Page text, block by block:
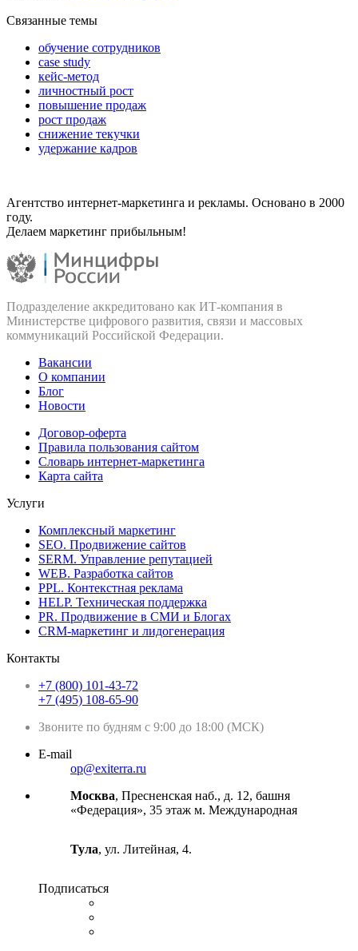
Связанные темы
обучение сотрудников
case study
кейс-метод
личностный рост
повышение продаж
рост продаж
снижение текучки
удержание кадров
Агентство интернет-маркетинга и рекламы. Основано в 2000
году.
Делаем маркетинг прибыльным!
Подразделение аккредитовано как ИТ‑компания в
Министерстве цифрового развития, связи и массовых
коммуникаций Российской Федерации.
Вакансии
О компании
Блог
Новости
Договор-оферта
Правила пользования сайтом
Словарь интернет-маркетинга
Карта сайта
Услуги
Комплексный маркетинг
SEO. Продвижение сайтов
SERM. Управление репутацией
WEB. Разработка сайтов
PPL. Контекстная реклама
HELP. Техническая поддержка
PR. Продвижение в СМИ и Блогах
CRM-маркетинг и лидогенерация
Контакты
+7 (800) 101-43-72
+7 (495) 108-65-90
Звоните по будням с 9:00 до 18:00 (МСК)
E-mail
op@exiterra.ru
Москва, Пресненская наб., д. 12, башня
«Федерация», 35 этаж м. Международная
Тула, ул. Литейная, 4.
Подписаться